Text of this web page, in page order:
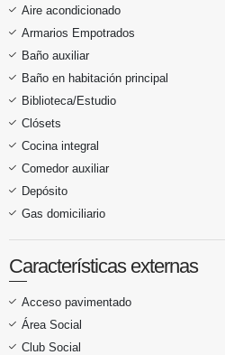
Aire acondicionado
Armarios Empotrados
Baño auxiliar
Baño en habitación principal
Biblioteca/Estudio
Clósets
Cocina integral
Comedor auxiliar
Depósito
Gas domiciliario
Características externas
Acceso pavimentado
Área Social
Club Social